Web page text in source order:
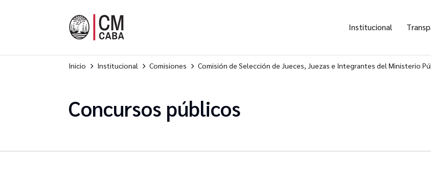
Institucional
Inicio Institucional Comisiones Comisión de Selección de Jueces, Juezas e Integrantes del Ministerio
Concursos públicos